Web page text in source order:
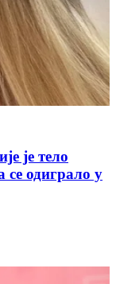
је тело
одиграло у